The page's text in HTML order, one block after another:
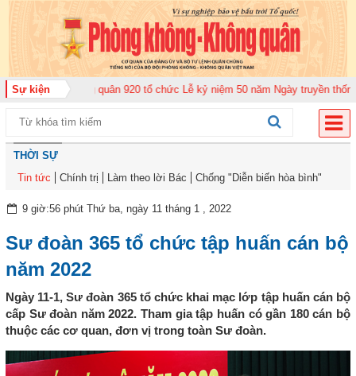
Sự kiện
đoàn Không quân 920 tổ chức Lễ kỷ niệm 50 năm Ngày truyền thống
THỜI SỰ
Tin tức
Chính trị Làm theo lời Bác Chống "Diễn biến hòa bình"
9 giờ:56 phút Thứ ba, ngày 11 tháng 1 , 2022
Sư đoàn 365 tổ chức tập huấn cán bộ
năm 2022
Ngày 11-1, Sư đoàn 365 tổ chức khai mạc lớp tập huấn cán bộ
cấp Sư đoàn năm 2022. Tham gia tập huấn có gần 180 cán bộ
thuộc các cơ quan, đơn vị trong toàn Sư đoàn.